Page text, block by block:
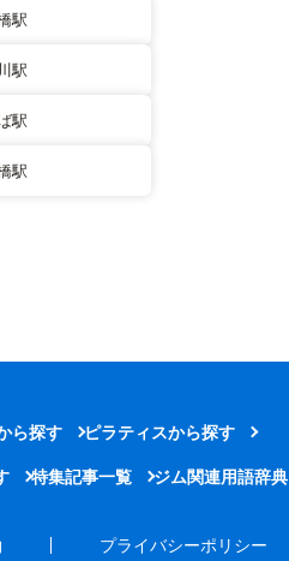
駅
駅
駅
駅
ら探す ピラティスから探す
特集記事一覧 ジム関連用語辞典
プライバシーポリシー